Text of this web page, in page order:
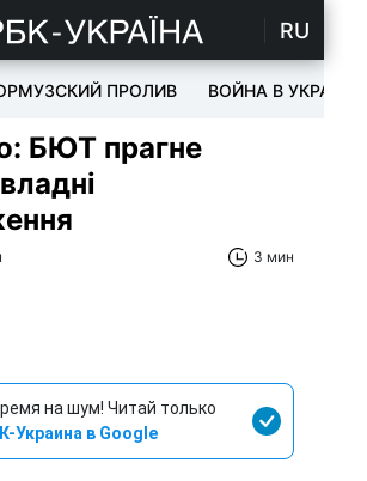
RU
ПРОЛИВ ВОЙНА В УКРАИНЕ
БЮТ прагне
3 мин
на шум! Читай только
Украина в Google